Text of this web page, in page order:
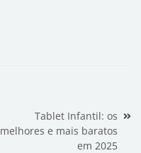
Tablet Infantil: os
melhores e mais baratos
em 2025